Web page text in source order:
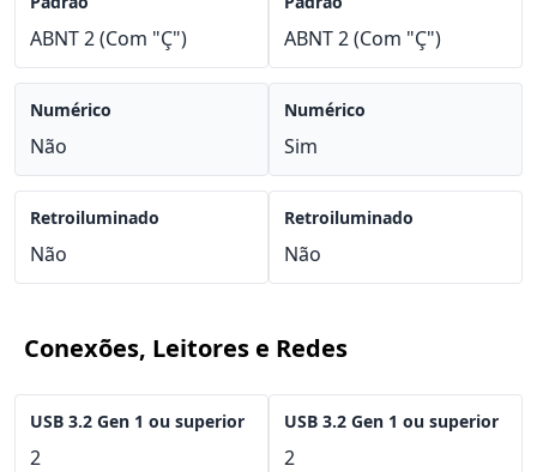
ABNT 2 (Com "Ç")
Numérico
Não
Retroiluminado
Não
ABNT 2 (Com "Ç")
Numérico
Sim
Retroiluminado
Não
Conexões, Leitores e Redes
USB 3.2 Gen 1 ou superior
2
USB 3.2 Gen 1 ou superior
2